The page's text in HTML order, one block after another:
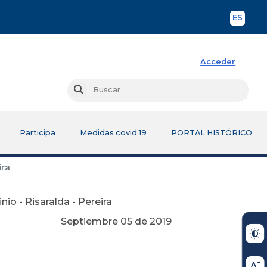
ES
Acceder
Buscar
Participa Medidas covid 19 PORTAL HISTÓRICO
- Risaralda - Pereira
Septiembre 05 de 2019